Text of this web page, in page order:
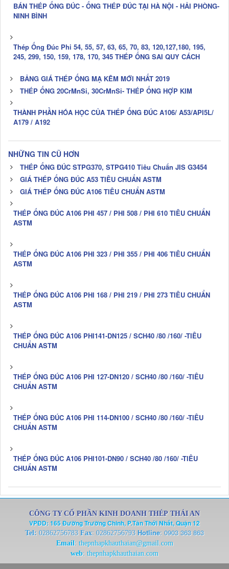
BÁN THÉP ỐNG ĐÚC - ỐNG THÉP ĐÚC TẠI HÀ NỘI - HẢI PHÒNG-
NINH BÌNH
Thép Ống Đúc Phi 54, 55, 57, 63, 65, 70, 83, 120,127,180, 195,
245, 299, 150, 159, 178, 170, 345 THÉP ỐNG SAI QUY CÁCH
BẢNG GIÁ THÉP ỐNG MẠ KẼM MỚI NHẤT 2019
THÉP ỐNG 20CrMnSi, 30CrMnSi- THÉP ỐNG HỢP KIM
THÀNH PHẦN HÓA HỌC CỦA THÉP ỐNG ĐÚC A106/ A53/API5L/
A179 / A192
NHỮNG TIN CŨ HƠN
THÉP ỐNG ĐÚC STPG370, STPG410 Tiêu Chuẩn JIS G3454
GIÁ THÉP ỐNG ĐÚC A53 TIÊU CHUẨN ASTM
GIÁ THÉP ỐNG ĐÚC A106 TIÊU CHUẨN ASTM
THÉP ỐNG ĐÚC A106 PHI 457 / PHI 508 / PHI 610 TIÊU CHUẨN
ASTM
THÉP ỐNG ĐÚC A106 PHI 323 / PHI 355 / PHI 406 TIÊU CHUẨN
ASTM
THÉP ỐNG ĐÚC A106 PHI 168 / PHI 219 / PHI 273 TIÊU CHUẨN
ASTM
THÉP ỐNG ĐÚC A106 PHI141-DN125 / SCH40 /80 /160/ -TIÊU
CHUẨN ASTM
THÉP ỐNG ĐÚC A106 PHI 127-DN120 / SCH40 /80 /160/ -TIÊU
CHUẨN ASTM
THÉP ỐNG ĐÚC A106 PHI 114-DN100 / SCH40 /80 /160/ -TIÊU
CHUẨN ASTM
THÉP ỐNG ĐÚC A106 PHI101-DN90 / SCH40 /80 /160/ -TIÊU
CHUẨN ASTM
CÔNG TY CỔ PHẦN KINH DOANH THÉP THÁI AN
VPĐD: 165 Đường Trường Chinh, P.Tân Thới Nhất, Quận 12
Tel: 02862756783 Fax: 02862756793 Hotline: 0903 363 863
Email: thepnhapkhauthaian@gmail.com
web: thepnhapkhauthaian.com